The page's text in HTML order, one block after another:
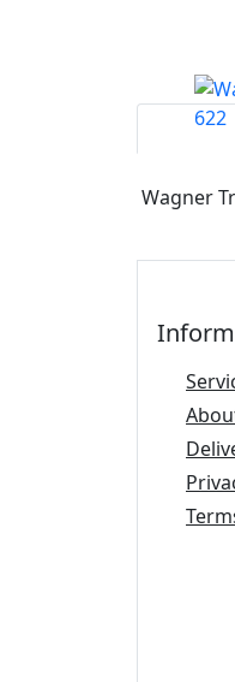
Wagner